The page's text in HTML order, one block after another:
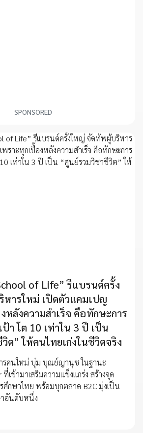
SPONSORED
of Life” รีแบรนด์ครั้ง
ารใหม่ เปิดตัวแคมเปญ
หลังความสำเร็จ คือทักษะการ
า โต 10 เท่าใน 3 ปี เป็น
ต” ให้คนไทยเก่งในชีวิตจริง
รคนใหม่ บุ๋ม บุณย์ญานุช ในฐานะ
เข้ามาเสริมความแข็งแกร่ง สร้างจุด
ศึกษาไทย พร้อมบุกตลาด B2C มุ่งเป็น
าอันดับหนึ่ง